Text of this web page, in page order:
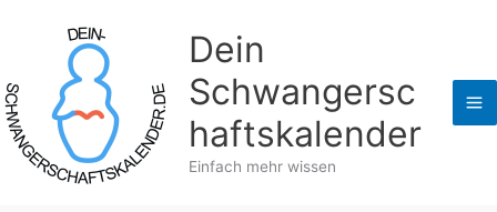
springen
Dein
Schwangersc
haftskalender
Einfach mehr wissen